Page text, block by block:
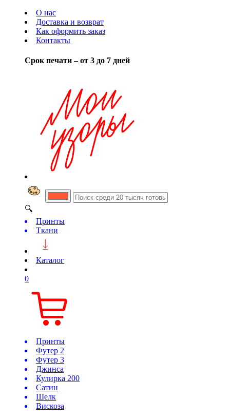
О нас
Доставка и возврат
Как оформить заказ
Контакты
Срок печати – от 3 до 7 дней
🔍
Принты
Ткани
Каталог
0
Принты
Футер 2
Футер 3
Джинса
Кулирка 200
Сатин
Шелк
Вискоза